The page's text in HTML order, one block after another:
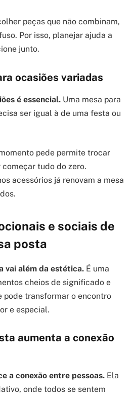
peças que não combinam,
Por isso, planejar ajuda a
junto.
ocasiões variadas
é essencial. Uma mesa para
ser igual à de uma festa ou
pede permite trocar
tudo do zero.
acessórios já renovam a mesa
e sociais de
posta
vai além da estética. É uma
cheios de significado e
pode transformar o encontro
e especial.
aumenta a conexão
a conexão entre pessoas. Ela
onde todos se sentem